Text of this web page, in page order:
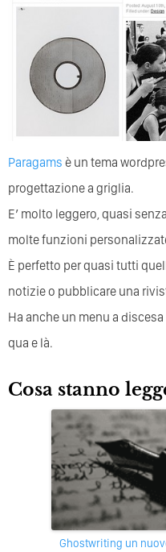
Paragams è un tema
progettazione a griglia.
E’ molto leggero, quasi
molte funzioni
È perfetto per quasi tutti
notizie o pubblicare una
Ha anche un menu a
qua e là.
Cosa stanno
Ghostwriting un nuovo